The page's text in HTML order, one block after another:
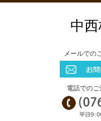
中
メールでの
電話での